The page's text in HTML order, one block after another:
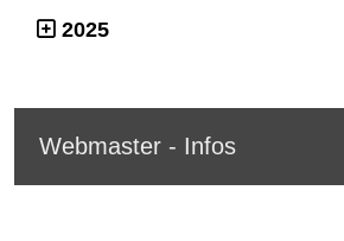
2025
Webmaster - Infos